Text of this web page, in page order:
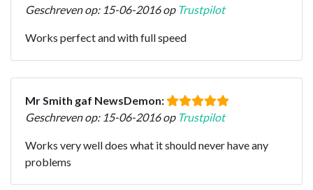
Geschreven op: 15-06-2016 op Trustpilot
Works perfect and with full speed
Mr Smith gaf NewsDemon:
Geschreven op: 15-06-2016 op Trustpilot
Works very well does what it should never have any
problems